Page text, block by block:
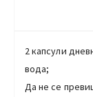
2 капсули
вода;
Да не се